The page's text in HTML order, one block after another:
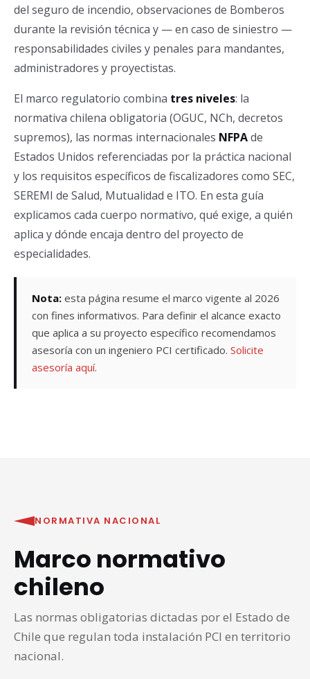
del seguro de incendio, observaciones de Bomberos
durante la revisión técnica y — en caso de siniestro —
responsabilidades civiles y penales para mandantes,
administradores y proyectistas.
El marco regulatorio combina tres niveles: la
normativa chilena obligatoria (OGUC, NCh, decretos
supremos), las normas internacionales NFPAde
Estados Unidos referenciadas por la práctica nacional
y los requisitos específicos de fiscalizadores como SEC,
SEREMI de Salud, Mutualidad e ITO. En esta guía
explicamos cada cuerpo normativo, qué exige, a quién
aplica y dónde encaja dentro del proyecto de
especialidades.
Nota: esta página resume el marco vigente al 2026
con fines informativos. Para definir el alcance exacto
que aplica a su proyecto específico recomendamos
asesoría con un ingeniero PCI certificado. Solicite
asesoría aquí.
NORMATIVA NACIONAL
Marco normativo
chileno
Las normas obligatorias dictadas por el Estado de
Chile que regulan toda instalación PCI en territorio
nacional.